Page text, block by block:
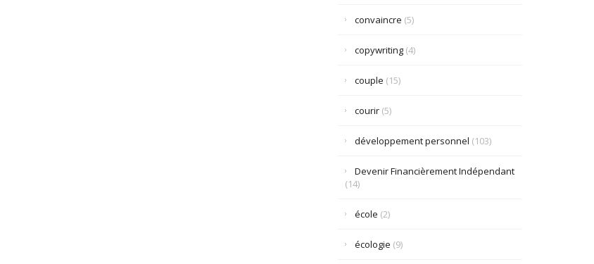
convaincre (5)
copywriting(4)
couple (15)
courir(5)
développement personnel (103)
Devenir Financièrement Indépendant
(14)
école (2)
écologie (9)